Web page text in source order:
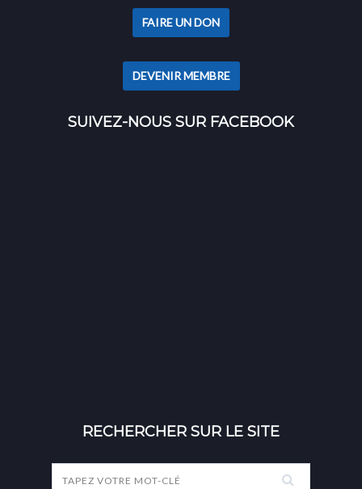
FAIRE UN DON
DEVENIR MEMBRE
SUIVEZ-NOUS SUR FACEBOOK
RECHERCHER SUR LE SITE